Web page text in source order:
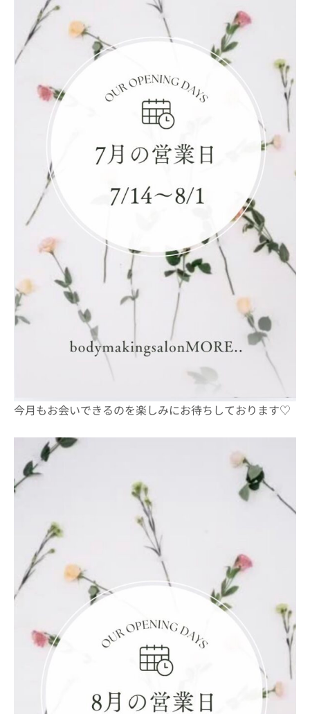
今月もお会いできるのを楽しみにお待ちしております♡